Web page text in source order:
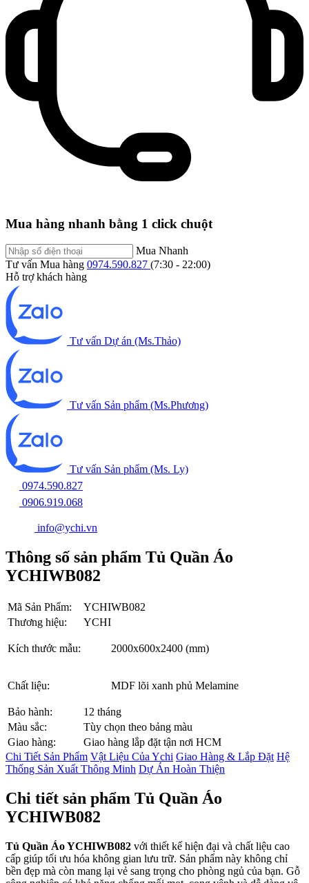
Mua hàng nhanh bằng 1 click chuột
Mua Nhanh
Tư vấn Mua hàng 0974.590.827 (7:30 - 22:00)
Hỗ trợ khách hàng
Tư vấn Dự án (Ms.Thảo)
Tư vấn Sản phẩm (Ms.Phương)
Tư vấn Sản phẩm (Ms. Ly)
0974.590.827
0906.919.068
info@ychi.vn
Thông số sản phẩm Tủ Quần Áo
YCHIWB082
Mã Sản Phẩm:
YCHIWB082
Thương hiệu:
YCHI
Kích thước mẫu: 2000x600x2400 (mm)
Chất liệu: MDF lõi xanh phủ Melamine
Bảo hành:
12 tháng
Màu sắc:
Tùy chọn theo bảng màu
Giao hàng:
Giao hàng lắp đặt tận nơi HCM
Chi Tiết Sản Phẩm Vật Liệu Của Ychi Giao Hàng & Lắp Đặt Hệ
Thống Sản Xuất Thông Minh Dự Án Hoàn Thiện
Chi tiết sản phẩm Tủ Quần Áo
YCHIWB082
Tủ Quần Áo YCHIWB082 với thiết kế hiện đại và chất liệu cao
cấp giúp tối ưu hóa không gian lưu trữ. Sản phẩm này không chỉ
bền đẹp mà còn mang lại vẻ sang trọng cho phòng ngủ của bạn. Gỗ